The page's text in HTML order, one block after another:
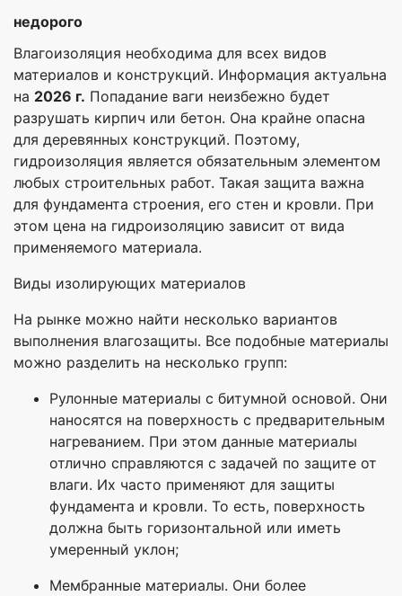
недорого
Влагоизоляция необходима для всех видов
материалов и конструкций. Информация актуальна
на 2026 г. Попадание ваги неизбежно будет
разрушать кирпич или бетон. Она крайне опасна
для деревянных конструкций. Поэтому,
гидроизоляция является обязательным элементом
любых строительных работ. Такая защита важна
для фундамента строения, его стен и кровли. При
этом цена на гидроизоляцию зависит от вида
применяемого материала.
Виды изолирующих материалов
На рынке можно найти несколько вариантов
выполнения влагозащиты. Все подобные материалы
можно разделить на несколько групп:
Рулонные материалы с битумной основой. Они
наносятся на поверхность с предварительным
нагреванием. При этом данные материалы
отлично справляются с задачей по защите от
влаги. Их часто применяют для защиты
фундамента и кровли. То есть, поверхность
должна быть горизонтальной или иметь
умеренный уклон;
Мембранные материалы. Они более